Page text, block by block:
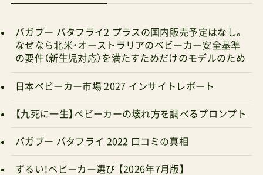
売りきれるか不人気カラーを含め徐々に売値を戻
していき、12月中旬頃からまたこのサイクルを繰
検査済み店舗管理人がお得＆安全と判断したショ
ショップ・オブ・ザ・イヤー2023 【楽天市場】モンレ
ーヴ楽天市場店 創業1924年の老舗卸会社が運営
ダッドウェイオンラインショップ Ergobaby日本
バガブー バタフライ2 プラスの国内販売予定はなし。
なぜなら北米・オーストラリアのベビーカー安全基準
の要件（新生児対応）を満たすためだけのモデルのため
日本ベビーカー市場 2027 インサイトレポート
【九死に一生】ベビーカーの壊れ方を調べるプロンプト
バガブー バタフライ 2022 口コミの真相
ずるい！ベビーカー選び 【2026年7月版】